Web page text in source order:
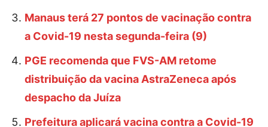
Manaus terá 27 pontos de vacinação contra
a Covid-19 nesta segunda-feira (9)
PGE recomenda que FVS-AM retome
distribuição da vacina AstraZeneca após
despacho da Juíza
Prefeitura aplicará vacina contra a Covid-19